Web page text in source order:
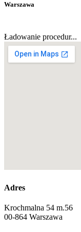
Warszawa
Ładowanie procedur...
Adres
Krochmalna 54 m.56
00-864 Warszawa